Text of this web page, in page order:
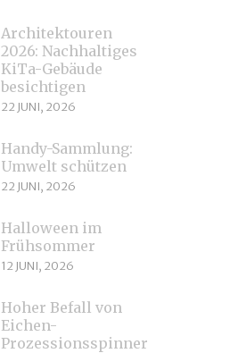
Architektouren
2026: Nachhaltiges
KiTa-Gebäude
besichtigen
22 JUNI, 2026
Handy-Sammlung:
Umwelt schützen
22 JUNI, 2026
Halloween im
Frühsommer
12 JUNI, 2026
Hoher Befall von
Eichen-
Prozessionsspinnern